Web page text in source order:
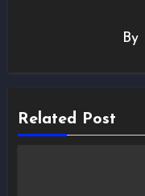
By
Related Post